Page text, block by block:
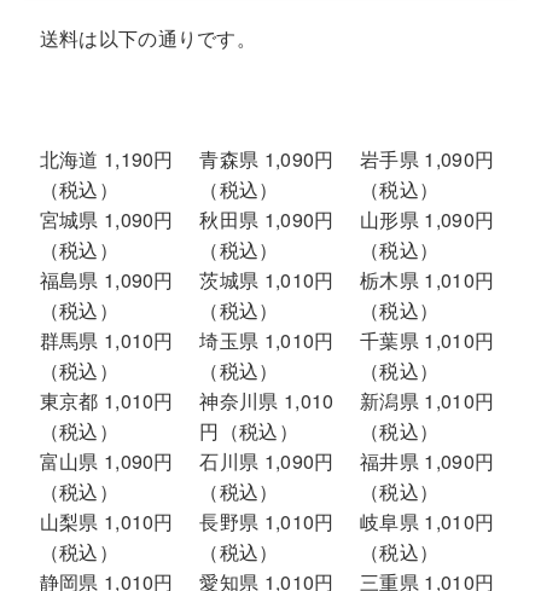
送料は以下の通りです。
北海道 1,190円
（税込）
青森県 1,090円
（税込）
岩手県 1,090円
（税込）
宮城県 1,090円
（税込）
秋田県 1,090円
（税込）
山形県 1,090円
（税込）
福島県 1,090円
（税込）
茨城県 1,010円
（税込）
栃木県 1,010円
（税込）
群馬県 1,010円
（税込）
埼玉県 1,010円
（税込）
千葉県 1,010円
（税込）
東京都 1,010円
（税込）
神奈川県 1,010
円（税込）
新潟県 1,010円
（税込）
富山県 1,090円
（税込）
石川県 1,090円
（税込）
福井県 1,090円
（税込）
山梨県 1,010円
（税込）
長野県 1,010円
（税込）
岐阜県 1,010円
（税込）
静岡県 1,010円
愛知県 1,010円
三重県 1,010円